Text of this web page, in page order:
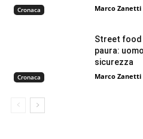
Cronaca Marco Zanetti
Cronaca
Street food
paura:
sicurezza
Marco Zanetti